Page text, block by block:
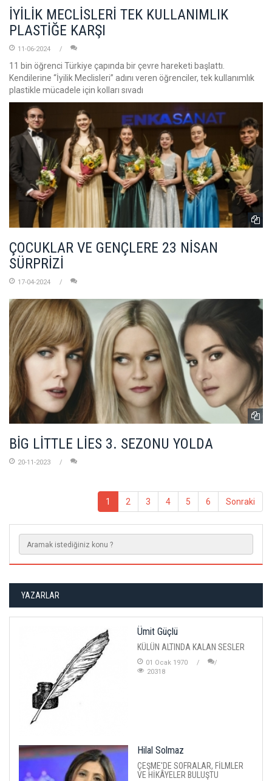
İYİLİK MECLİSLERİ TEK KULLANIMLIK
PLASTİĞE KARŞI
11-06-2024
11 bin öğrenci Türkiye çapında bir çevre hareketi başlattı.
Kendilerine “İyilik Meclisleri” adını veren öğrenciler, tek kullanımlık
plastikle mücadele için kolları sıvadı
ÇOCUKLAR VE GENÇLERE 23 NİSAN
SÜRPRİZİ
17-04-2024
BİG LİTTLE LİES 3. SEZONU YOLDA
20-11-2023
1 2 3 4 5 6 Sonraki
YAZARLAR
Ümit Güçlü
KÜLÜN ALTINDA KALAN SESLER
01 Ocak 1970
20318
Hilal Solmaz
ÇEŞME'DE SOFRALAR, FİLMLER
VE HİKÂYELER BULUŞTU